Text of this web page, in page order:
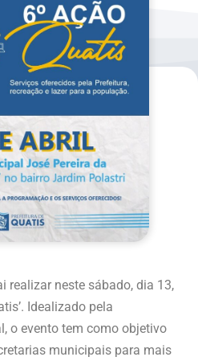
realizar neste sábado, dia 13,
Idealizado pela
o evento tem como objetivo
municipais para mais